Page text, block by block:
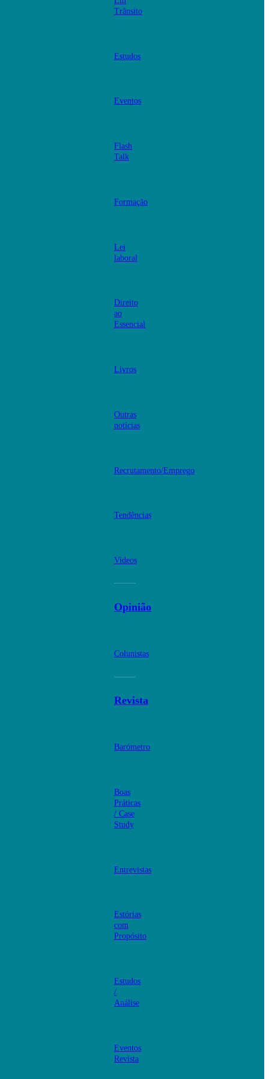
Trânsito
Estudos
Eventos
Flash
Talk
Formação
Lei
laboral
Direito
ao
Essencial
Livros
Outras
notícias
Recrutamento/Emprego
Tendências
Videos
Opinião
Colunistas
Revista
Barómetro
Boas
Práticas
/ Case
Study
Entrevistas
Estórias
com
Propósito
Estudos
/
Análise
Eventos
Revista